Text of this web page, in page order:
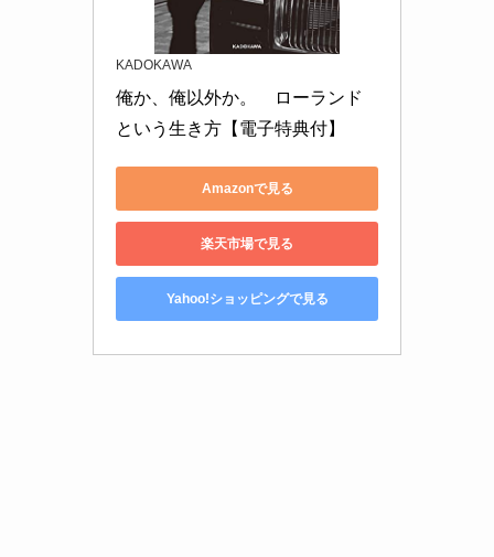
KADOKAWA
俺か、俺以外か。　ローランド
という生き方【電子特典付】
Amazonで見る
楽天市場で見る
Yahoo!ショッピングで見る